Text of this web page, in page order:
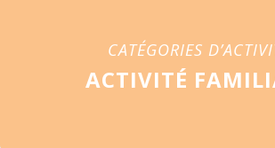
CATÉGORIES
ACTIVITÉ